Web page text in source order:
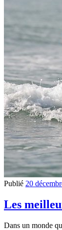
Publié 20
Les
Dans un monde